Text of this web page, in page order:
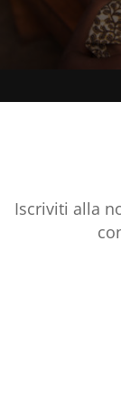
Iscriviti alla